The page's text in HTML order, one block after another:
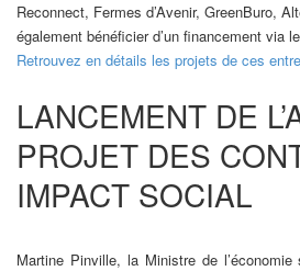
Reconnect, Fermes d’Avenir, GreenBuro,
également bénéficier d’un financement via
Retrouvez en détails les projets de ces
LANCEMENT DE
PROJET DES
IMPACT SOCIAL
Martine Pinville, la Ministre de